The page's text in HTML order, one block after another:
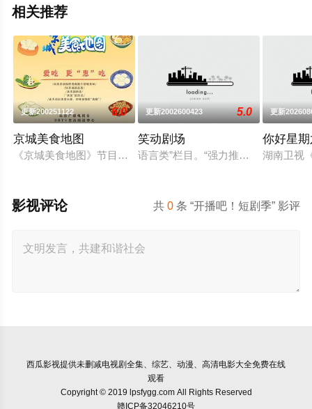
相关推荐
更新200251122 6.0
京城美食地图
《京城美食地图》节目组的美食侦探邀约行业专家和爱吃团网
更新2002600423 5.0
笑动剧场
语言类”栏目。“强力推出”第一时段，
更新
你好星
湖南卫视
共0 条 “开播吧！短剧季” 影评
影视评论
西瓜影视提供未删减电视剧全集、综艺、动漫、高清电影大全免费在线
观看
Copyright © 2019 lpsfygg.com All Rights Reserved
赣ICP备32046210号